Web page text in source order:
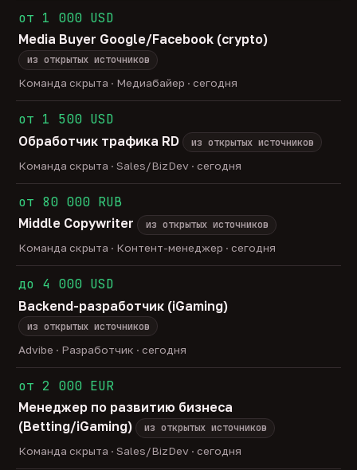
от 1 000 USD
Media Buyer Google/Facebook (crypto)
из открытых источников
Команда скрыта · Медиабайер · сегодня
от 1 500 USD
Обработчик трафика RD
из открытых источников
Команда скрыта · Sales/BizDev · сегодня
от 80 000 RUB
Middle Copywriter
из открытых источников
Команда скрыта · Контент-менеджер · сегодня
до 4 000 USD
Backend-разработчик (iGaming)
из открытых источников
Advibe · Разработчик · сегодня
от 2 000 EUR
Менеджер по развитию бизнеса
(Betting/iGaming)
из открытых источников
Команда скрыта · Sales/BizDev · сегодня